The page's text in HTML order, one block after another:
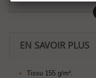
EN SAVOIR PLUS
Tissu 155 g/m².